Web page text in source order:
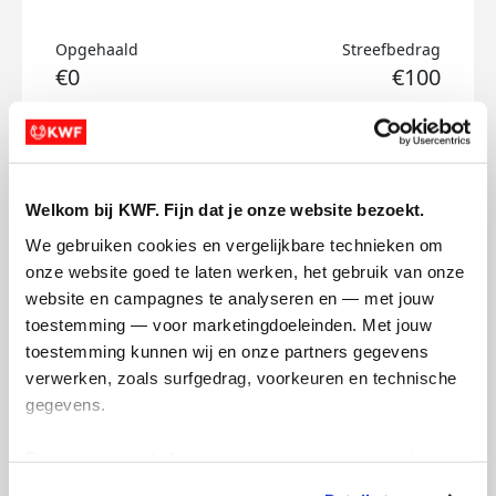
Welkom bij KWF. Fijn dat je onze website bezoekt.
We gebruiken cookies en vergelijkbare technieken om
onze website goed te laten werken, het gebruik van onze
website en campagnes te analyseren en — met jouw
toestemming — voor marketingdoeleinden. Met jouw
toestemming kunnen wij en onze partners gegevens
verwerken, zoals surfgedrag, voorkeuren en technische
gegevens.
Opgehaald
€0
Streefbedrag
€100
Doneer
Teije's badges